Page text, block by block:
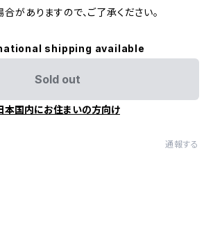
がありますので、ご了承ください。
shipping available
Sold out
本国内にお住まいの方向け
通報する